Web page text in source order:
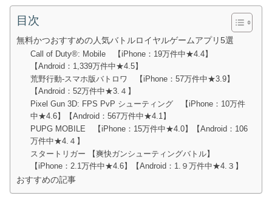
目次
無料かつおすすめの人気バトルロイヤルゲームアプリ5選
Call of Duty®: Mobile 【iPhone：19万件中★4.4】
【Android：1,339万件中★4.5】
荒野行動-スマホ版バトロワ 【iPhone：57万件中★3.9】
【Android：52万件中★3.４】
‎Pixel Gun 3D: FPS PvP シューティング 【iPhone：10万件
中★4.6】【Android：567万件中★4.1】
PUPG MOBILE 【iPhone：15万件中★4.0】【Android：106
万件中★4.４】
スタートリガー 【爽快ガンシューティングバトル】
【iPhone：2.1万件中★4.6】【Android：1.９万件中★4.３】
おすすめの記事